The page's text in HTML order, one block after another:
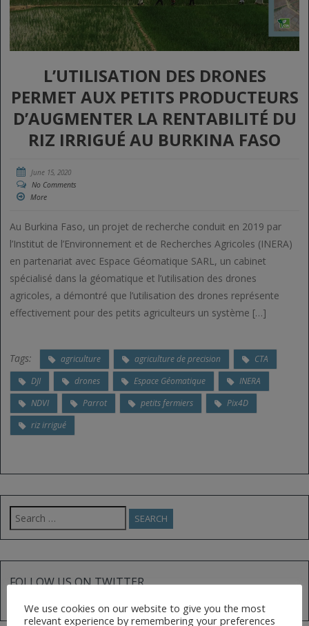
L’UTILISATION DES DRONES
PERMET AUX PETITS PRODUCTEURS
D’AUGMENTER LA RENTABILITÉ DU
RIZ IRRIGUÉ AU BURKINA FASO
June 15, 2020
No Comments
More
Au Burkina Faso, un projet de recherche conduit en 2019 par
l’Institut de l’Environnement et de Recherches Agricoles (INERA)
en partenariat avec Espace Géomatique SARL, un cabinet
spécialisé dans la géomatique et l’utilisation des drones
agricoles, a démontré que l’utilisation des drones représente
effectivement pour des petits agriculteurs un système […]
Tags: agriculture agriculture de precision
CTA
DJI
drones Espace Géomatique
INERA
NDVI
Parrot petits fermiers
Pix4D
riz irrigué
Search
for:
FOLLOW US ON TWITTER
Tweets by @AfGoesDigital
We use cookies on our website to give you the most
relevant experience by remembering your preferences